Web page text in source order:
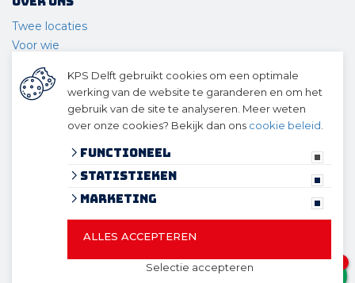
Twee locaties
Voor wie
Ons team
Geschiedenis
© 2026 KPS Delft
algemene voorwaarden
volledig geïntegreerd met Troublefree Smart Stone
KPS Delft gebruikt cookies om een optimale
werking van de website te garanderen en om het
gebruik van de site te analyseren. Meer weten
over onze cookies? Bekijk dan ons cookie beleid
Functioneel
Statistieken
Marketing
Selectie accepteren
ALLES ACCEPTEREN